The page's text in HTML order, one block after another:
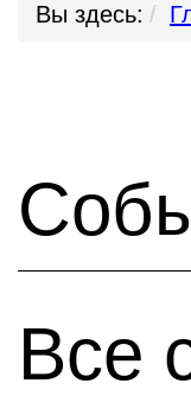
Вы здесь:
Все